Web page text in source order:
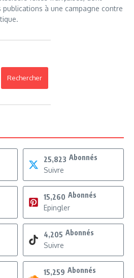
à une campagne contre
Rechercher
25,823 Abonnés
Suivre
15,260 Abonnés
Epingler
4,205 Abonnés
Suivre
15,259 Abonnés